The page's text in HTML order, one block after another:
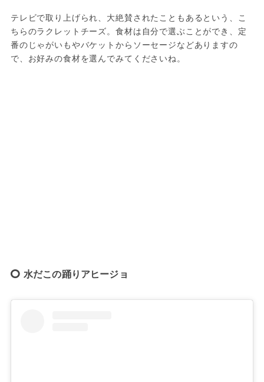
テレビで取り上げられ、大絶賛されたこともあるという、こ
ちらのラクレットチーズ。食材は自分で選ぶことができ、定
番のじゃがいもやバケットからソーセージなどありますの
で、お好みの食材を選んでみてくださいね。
水だこの踊りアヒージョ